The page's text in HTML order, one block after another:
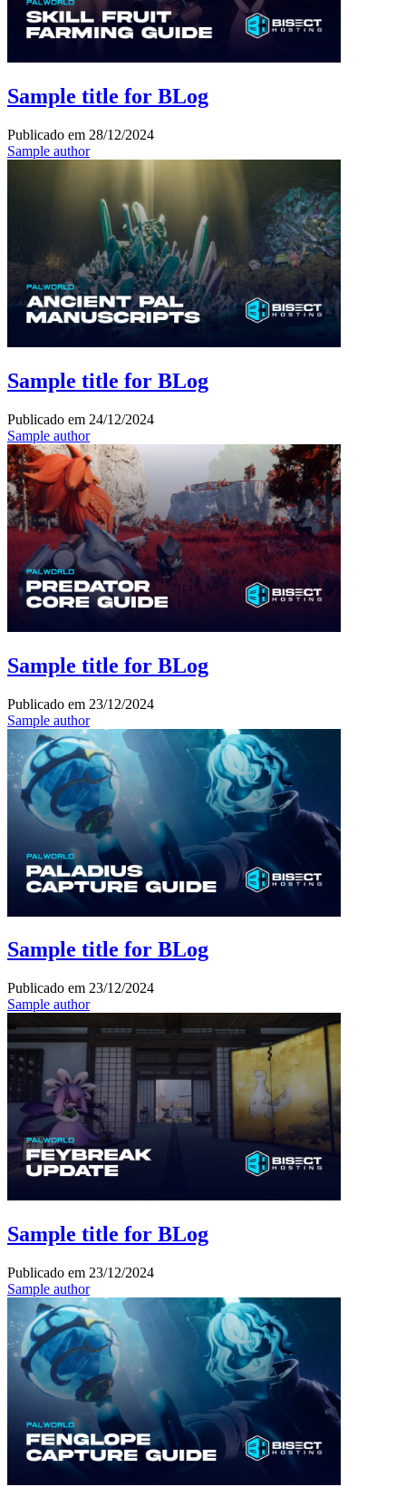
Sample title for BLog
Publicado em 28/12/2024
Sample author
Sample title for BLog
Publicado em 24/12/2024
Sample author
Sample title for BLog
Publicado em 23/12/2024
Sample author
Sample title for BLog
Publicado em 23/12/2024
Sample author
Sample title for BLog
Publicado em 23/12/2024
Sample author